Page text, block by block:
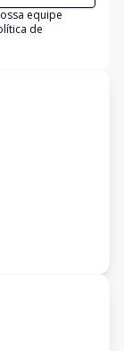
equipe
de